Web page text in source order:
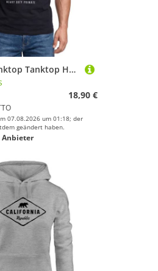
Neverless Tanktop Tanktop Herren mit Grafik-Print - Design Gorilla - Trägershirt mit Print
18,90 €
07.08.2026 um 01:18; der
geändert haben.
Anbieter